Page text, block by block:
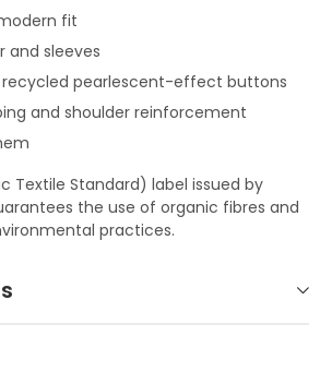
fit
and sleeves
pearlescent-effect buttons
and shoulder reinforcement
Textile Standard) label issued by
the use of organic fibres and
practices.